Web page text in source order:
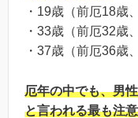
・19歳（前厄18歳
・33歳（前厄32歳
・37歳（前厄36歳
厄年の中でも、男
と言われる最も注